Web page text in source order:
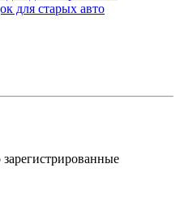
для старых авто